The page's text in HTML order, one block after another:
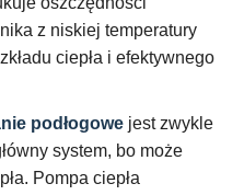
z niskiej temperatury
ciepła i efektywnego
podłogowe jest zwykle
system, bo może
Pompa ciepła